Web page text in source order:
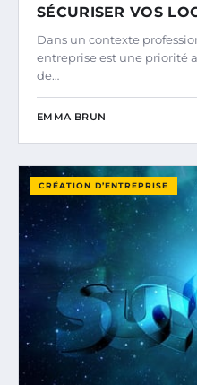
SÉCURISER VOS
Dans un contexte
entreprise est une priorité
de…
EMMA BRUN
CRÉATION D’ENTREPRISE